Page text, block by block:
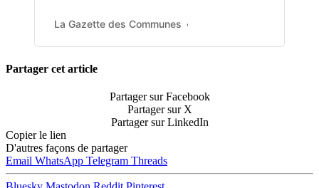
serre en France, les
au regard de l’impératif de
La Gazette des Communes
Partager cet article
Partager sur Facebook
Partager sur X
Partager sur LinkedIn
Copier le lien
D'autres façons de partager
Email WhatsApp Telegram Threads